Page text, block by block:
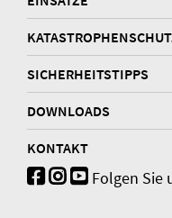
SICHERHEITSTIPPS
DOWNLOADS
KONTAKT
Folgen Sie